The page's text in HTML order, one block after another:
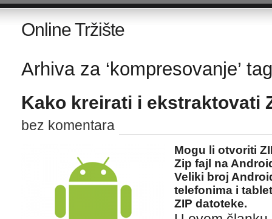
Online Tržište
Arhiva za ‘kompresovanje’ tag
Kako kreirati i ekstraktovati
bez komentara
Mogu li otvoriti
Zip fajl na
Veliki broj
telefonima i
ZIP datoteke.